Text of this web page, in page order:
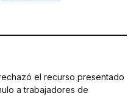
el recurso presentado
a trabajadores de